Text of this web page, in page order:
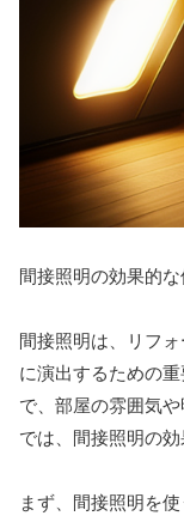
間接照明の効果的
間接照明は、リフ
に演出するための
で、部屋の雰囲気
では、間接照明の
まず、間接照明を